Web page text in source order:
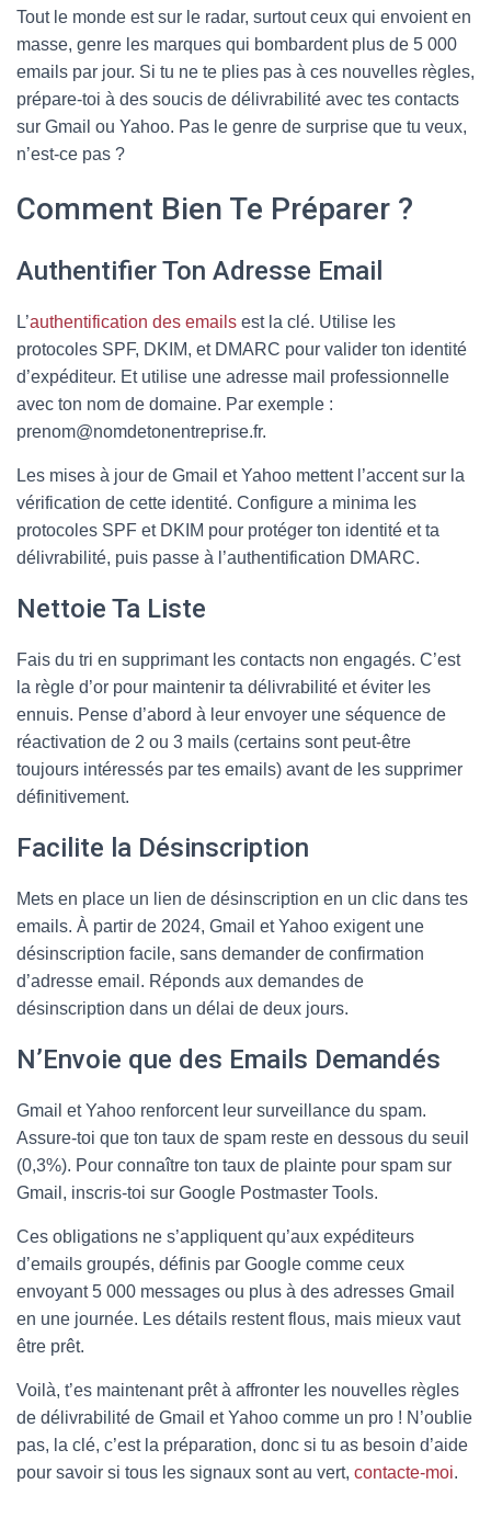
Tout le monde est sur le radar, surtout ceux qui envoient en
masse, genre les marques qui bombardent plus de 5 000
emails par jour. Si tu ne te plies pas à ces nouvelles règles,
prépare-toi à des soucis de délivrabilité avec tes contacts
sur Gmail ou Yahoo. Pas le genre de surprise que tu veux,
n’est-ce pas ?
Comment Bien Te Préparer ?
Authentifier Ton Adresse Email
L’authentification des emails est la clé. Utilise les
protocoles SPF, DKIM, et DMARC pour valider ton identité
d’expéditeur. Et utilise une adresse mail professionnelle
avec ton nom de domaine. Par exemple :
prenom@nomdetonentreprise.fr.
Les mises à jour de Gmail et Yahoo mettent l’accent sur la
vérification de cette identité. Configure a minima les
protocoles SPF et DKIM pour protéger ton identité et ta
délivrabilité, puis passe à l’authentification DMARC.
Nettoie Ta Liste
Fais du tri en supprimant les contacts non engagés. C’est
la règle d’or pour maintenir ta délivrabilité et éviter les
ennuis. Pense d’abord à leur envoyer une séquence de
réactivation de 2 ou 3 mails (certains sont peut-être
toujours intéressés par tes emails) avant de les supprimer
définitivement.
Facilite la Désinscription
Mets en place un lien de désinscription en un clic dans tes
emails. À partir de 2024, Gmail et Yahoo exigent une
désinscription facile, sans demander de confirmation
d’adresse email. Réponds aux demandes de
désinscription dans un délai de deux jours.
N’Envoie que des Emails Demandés
Gmail et Yahoo renforcent leur surveillance du spam.
Assure-toi que ton taux de spam reste en dessous du seuil
(0,3%). Pour connaître ton taux de plainte pour spam sur
Gmail, inscris-toi sur Google Postmaster Tools.
Ces obligations ne s’appliquent qu’aux expéditeurs
d’emails groupés, définis par Google comme ceux
envoyant 5 000 messages ou plus à des adresses Gmail
en une journée. Les détails restent flous, mais mieux vaut
être prêt.
Voilà, t’es maintenant prêt à affronter les nouvelles règles
de délivrabilité de Gmail et Yahoo comme un pro ! N’oublie
pas, la clé, c’est la préparation, donc si tu as besoin d’aide
pour savoir si tous les signaux sont au vert, contacte-moi.